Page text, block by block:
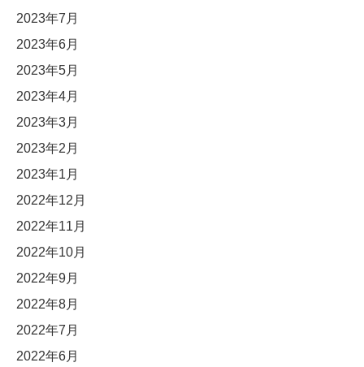
2023年7月
2023年6月
2023年5月
2023年4月
2023年3月
2023年2月
2023年1月
2022年12月
2022年11月
2022年10月
2022年9月
2022年8月
2022年7月
2022年6月